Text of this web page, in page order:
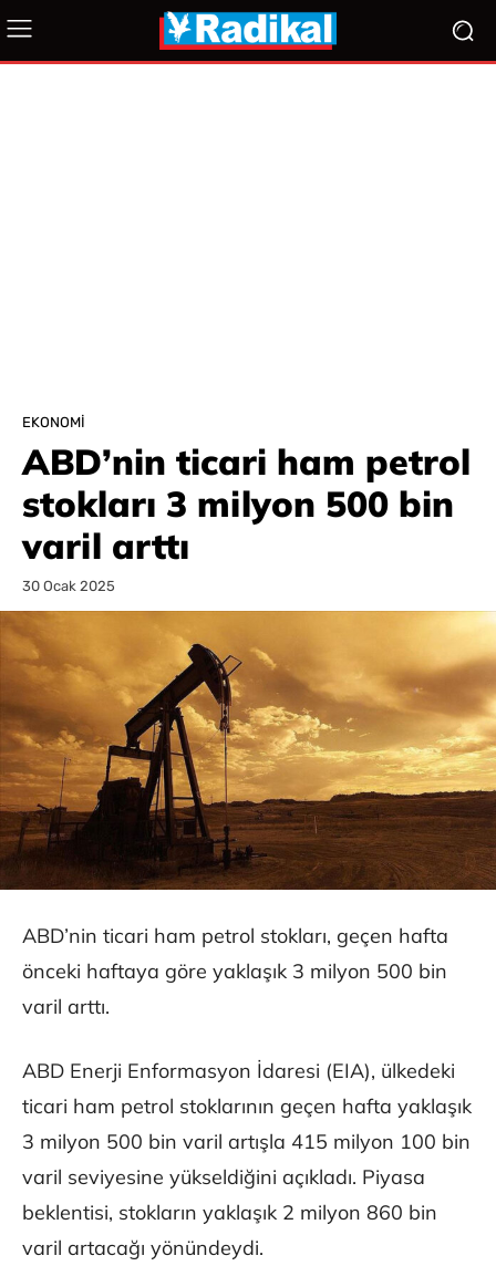
EKONOMI
ABD’nin ticari ham petrol
stokları 3 milyon 500 bin
varil arttı
30 Ocak 2025
ABD’nin ticari ham petrol stokları, geçen hafta
önceki haftaya göre yaklaşık 3 milyon 500 bin
varil arttı.
ABD Enerji Enformasyon İdaresi (EIA), ülkedeki
ticari ham petrol stoklarının geçen hafta yaklaşık
3 milyon 500 bin varil artışla 415 milyon 100 bin
varil seviyesine yükseldiğini açıkladı. Piyasa
beklentisi, stokların yaklaşık 2 milyon 860 bin
varil artacağı yönündeydi.